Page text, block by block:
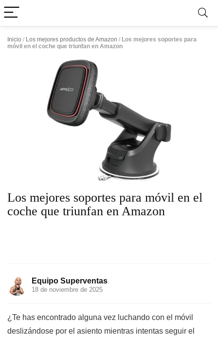
Inicio / Los mejores productos de Amazon / Los mejores soportes para
móvil en el coche que triunfan en Amazon
Los mejores soportes para móvil en el
coche que triunfan en Amazon
Equipo Superventas
18 de noviembre de 2025
¿Te has encontrado alguna vez luchando con el móvil
deslizándose por el asiento mientras intentas seguir el